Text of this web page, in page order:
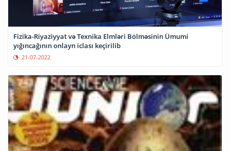
Fizika-Riyaziyyat və Texnika Elmləri Bölməsinin Ümumi
yığıncağının onlayn iclası keçirilib
21-07-2022